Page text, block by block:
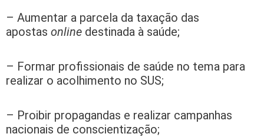
– Aumentar a parcela da taxação das
apostas online destinada à saúde;
– Formar profissionais de saúde no tema para
realizar o acolhimento no SUS;
– Proibir propagandas e realizar campanhas
nacionais de conscientização;